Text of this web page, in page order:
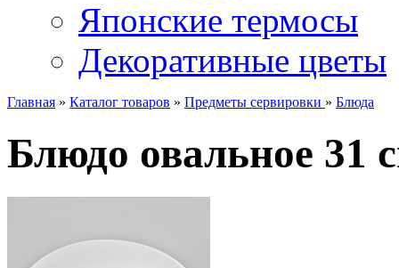
Японские термосы
Декоративные цветы
Главная » Каталог товаров » Предметы сервировки » Блюда
Блюдо овальное 31